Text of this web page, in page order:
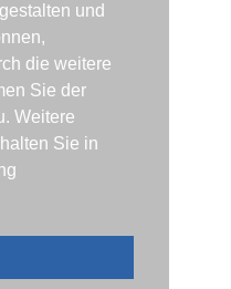
und
die weitere
Sie der
Weitere
Sie in